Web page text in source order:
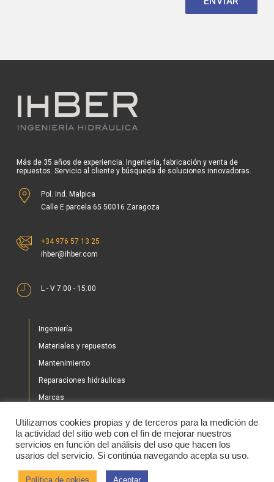
Más de 35 años de experiencia. Ingeniería, fabricación y venta de
repuestos. Servicio al cliente y búsqueda de soluciones innovadoras.
Pol. Ind. Malpica
Calle E parcela 65 50016 Zaragoza
+34 976 57 13 25
ihber@ihber.com
L - V 7:00 - 15:00
Ingeniería
Materiales y repuestos
Mantenimiento
Reparaciones hidráulicas
Marcas
Tienda
Noticias
Utilizamos cookies propias y de terceros para la medición de
la actividad del sitio web con el fin de mejorar nuestros
servicios en función del análisis del uso que hacen los
usarios del servicio. Si continúa navegando acepta su uso.
Política de cokies Aceptar